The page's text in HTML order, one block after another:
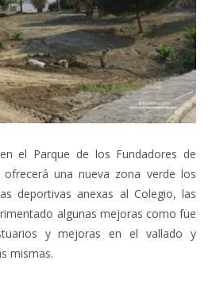
el Parque de los Fundadores de
una nueva zona verde los
deportivas anexas al Colegio, las
algunas mejoras como fue
y mejoras en el vallado y
mismas.